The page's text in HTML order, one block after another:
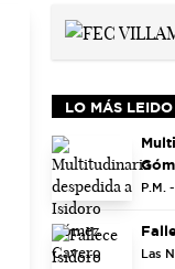
LO MÁS
P.M.
Las